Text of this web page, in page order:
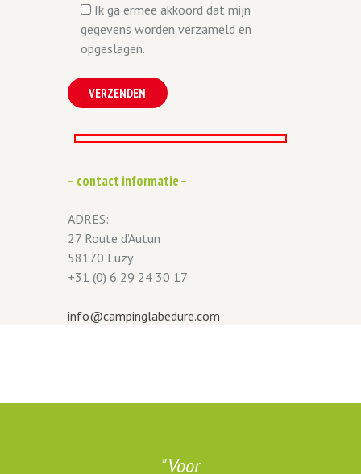
Ik ga ermee akkoord dat mijn
gegevens worden verzameld en
opgeslagen.
– contact informatie –
ADRES:
27 Route d’Autun
58170 Luzy
+31 (0) 6 29 24 30 17
info@campinglabedure.com
Voor